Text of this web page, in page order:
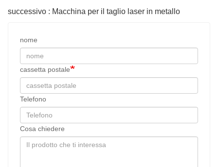
successivo : Macchina per il taglio laser in metallo
nome
cassetta postale
Telefono
Cosa chiedere